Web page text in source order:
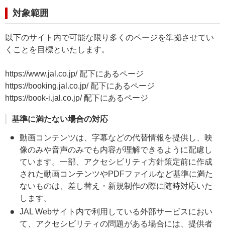
対象範囲
以下のサイト内で可能な限り多くのページを準拠させてい
くことを目標といたします。
https://www.jal.co.jp/ 配下にあるページ
https://booking.jal.co.jp/ 配下にあるページ
https://book-i.jal.co.jp/ 配下にあるページ
基準に満たない場合の対応
動画コンテンツは、字幕などの代替情報を提供し、映
像のみや音声のみでも内容が理解できるように配慮し
ています。一部、アクセシビリティ方針策定前に作成
された動画コンテンツやPDFファイルなど基準に満た
ないものは、差し替え・新規制作の際に随時対応いた
します。
JAL Webサイト内で利用している外部サービスにおい
て、アクセシビリティの問題がある場合には、提供者